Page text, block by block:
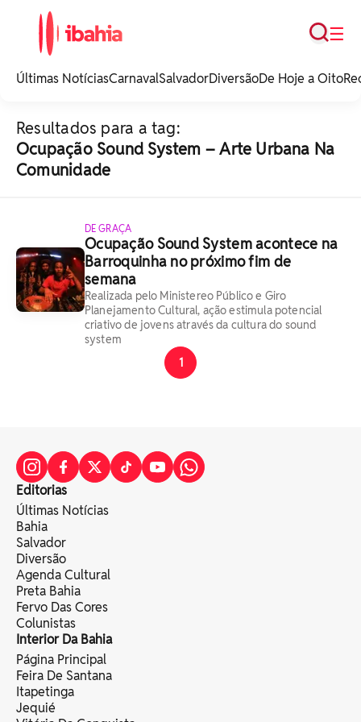
noticias e
☰
Busca
Últimas NotíciasCarnavalSalvadorDiversãoDe Hoje a Oito
Resultados para a tag:
Ocupação Sound System – Arte Urbana Na
Comunidade
DE GRAÇA
Ocupação Sound System acontece na
Barroquinha no próximo fim de
semana
Realizada pelo Ministereo Público e Giro
Planejamento Cultural, ação estimula potencial
criativo de jovens através da cultura do sound
system
1
Editorias
Últimas Notícias
Bahia
Salvador
Diversão
Agenda Cultural
Preta Bahia
Fervo Das Cores
Colunistas
Interior Da Bahia
Página Principal
Feira De Santana
Itapetinga
Jequié